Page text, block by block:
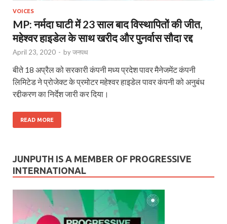
VOICES
MP: नर्मदा घाटी में 23 साल बाद विस्थापितों की जीत,
महेश्वर हाइडेल के साथ खरीद और पुनर्वास सौदा रद्द
April 23, 2020 - byजनपथ
बीते 18 अप्रैल को सरकारी कंपनी मध्य प्रदेश पावर मैनेजमेंट कंपनी
लिमिटेड ने प्रोजेक्ट के प्रमोटर महेश्वर हाइडेल पावर कंपनी को अनुबंध
रद्दीकरण का निर्देश जारी कर दिया।
READ MORE
JUNPUTH IS A MEMBER OF PROGRESSIVE
INTERNATIONAL